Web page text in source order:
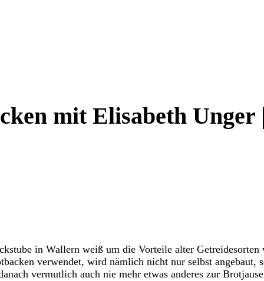
mit Elisabeth Unger
in Wallern weiß um die Vorteile alter
verwendet, wird nämlich nicht nur selbst angebaut,
vermutlich auch nie mehr etwas anderes zur Brotjause